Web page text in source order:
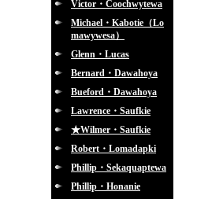
Victor・Coochwytewa
Michael・Kabotie（Lo
mawywesa）
Glenn・Lucas
Bernard・Dawahoya
Bueford・Dawahoya
Lawrence・Saufkie
★Wilmer・Saufkie
Robert・Lomadapki
Phillip・Sekaquaptewa
Phillip・Honanie